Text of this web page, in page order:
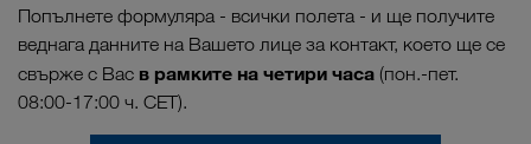
Попълнете формуляра - всички полета - и ще получите
веднага данните на Вашето лице за контакт, което ще се
свърже с Вас в рамките на четири часа (пон.-пет.
08:00-17:00 ч. CET).